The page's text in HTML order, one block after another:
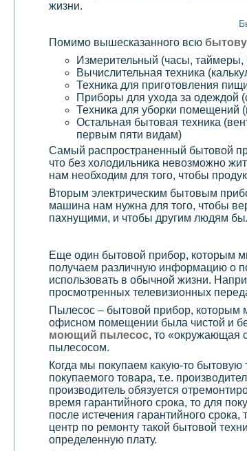
жизни.
Помимо вышесказанного всю
Измерительный (часы, таймеры,
Вычислительная техника
Техника для приготовления
Приборы для ухода за
Техника для уборки
Остальная бытовая техника
первым пяти видам)
Самый распространенный бытовой
что без холодильника невозможно
нам необходим для того, чтобы
Вторым электрическим бытовым
машина нам нужна для того, чтобы
пахнущими, и чтобы другим людям
Еще один бытовой прибор, которым
получаем различную информацию о
использовать в обычной жизни.
просмотренных телевизионных
Пылесос – бытовой прибор, которым
офисном помещении была чистой и
моющий пылесос, то «окружающая
пылесосом.
Когда мы покупаем какую-то бытовую
покупаемого товара, т.е.
производитель обязуется
время гарантийного срока, то для
после истечения гарантийного
центр по ремонту такой бытовой
определенную плату.